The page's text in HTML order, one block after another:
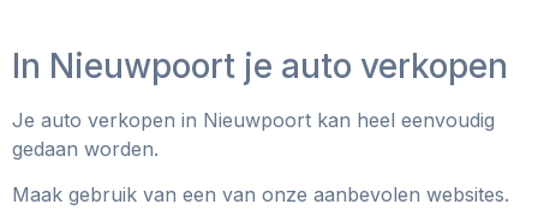
In Nieuwpoort je auto verkopen
Je auto verkopen in Nieuwpoort kan heel eenvoudig
gedaan worden.
Maak gebruik van een van onze aanbevolen websites.